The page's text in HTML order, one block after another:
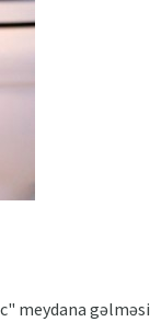
meydana gəlməsi